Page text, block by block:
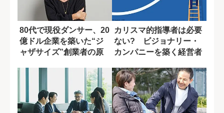
80代で現役ダンサー、20
億ドル企業を築いた“ジ
ャザサイズ”創業者の原
カリスマ的指導者は必要
ない? ビジョナリー・
カンパニーを築く経営者